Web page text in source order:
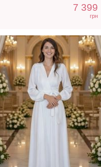
7 399
грн
Длинное нарядное
класическое белое платье
с пышными рукавами